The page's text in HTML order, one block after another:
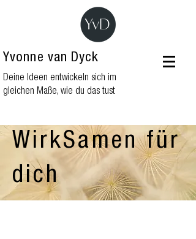
Yvonne van Dyck
Deine Ideen entwickeln sich im
gleichen Maße, wie du das tust
WirkSamen für
dich